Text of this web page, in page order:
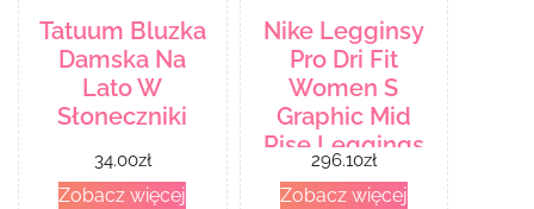
Tatuum Bluzka
Damska Na
Lato W
Słoneczniki
34.00zł
Zobacz więcej
Nike Legginsy
Pro Dri Fit
Women S
Graphic Mid
Rise Leggings
Dq5595222
296.10zł
Zobacz więcej